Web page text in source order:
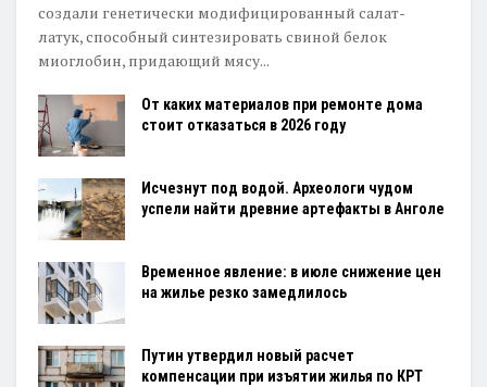
создали генетически модифицированный салат-
латук, способный синтезировать свиной белок
миоглобин, придающий мясу...
От каких материалов при ремонте дома
стоит отказаться в 2026 году
Исчезнут под водой. Археологи чудом
успели найти древние артефакты в Анголе
Временное явление: в июле снижение цен
на жилье резко замедлилось
Путин утвердил новый расчет
компенсации при изъятии жилья по КРТ